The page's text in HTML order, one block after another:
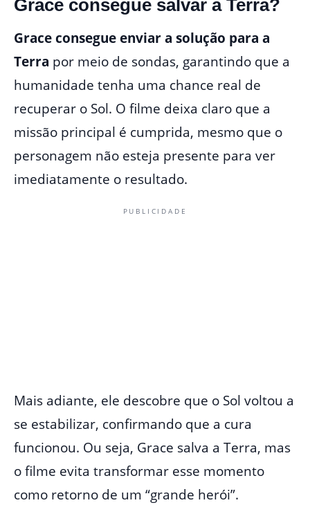
Grace consegue salvar a Terra?
Grace consegue enviar a solução para a
Terra por meio de sondas, garantindo que a
humanidade tenha uma chance real de
recuperar o Sol. O filme deixa claro que a
missão principal é cumprida, mesmo que o
personagem não esteja presente para ver
imediatamente o resultado.
PUBLICIDADE
Mais adiante, ele descobre que o Sol voltou a
se estabilizar, confirmando que a cura
funcionou. Ou seja, Grace salva a Terra, mas
o filme evita transformar esse momento
como retorno de um “grande herói”.